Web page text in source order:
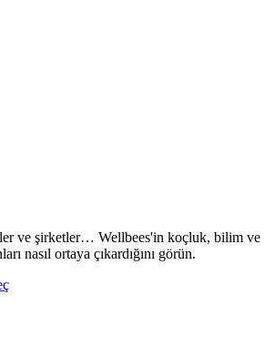
ve şirketler… Wellbees'in koçluk, bilim ve
nasıl ortaya çıkardığını görün.